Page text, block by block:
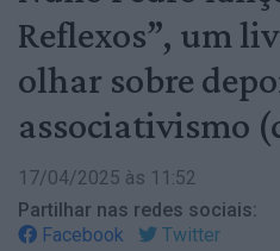
Reflexos”, um
olhar sobre
associativismo
17/04/2025 às 11:52
Partilhar nas redes sociais:
Facebook
Twitter